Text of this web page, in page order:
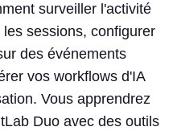
surveiller l'activité
sessions, configurer
des événements
vos workflows d'IA
Vous apprendrez
Duo avec des outils